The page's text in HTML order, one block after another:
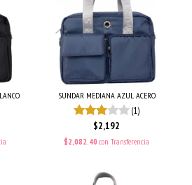
SUNDAR MEDIANA AZUL ACERO
(1)
$2,192
$2,082.40 con Transferencia